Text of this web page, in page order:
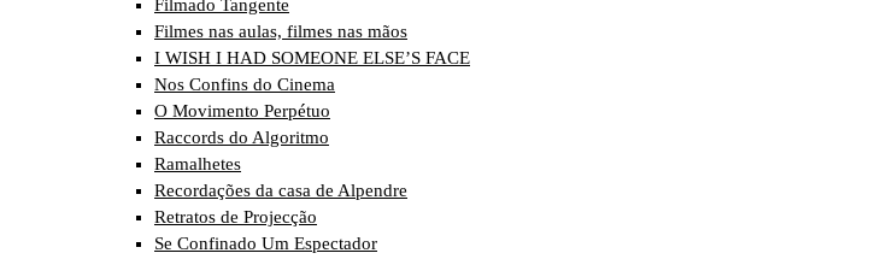
Filmado Tangente
Filmes nas aulas, filmes nas mãos
I WISH I HAD SOMEONE ELSE’S FACE
Nos Confins do Cinema
O Movimento Perpétuo
Raccords do Algoritmo
Ramalhetes
Recordações da casa de Alpendre
Retratos de Projecção
Se Confinado Um Espectador